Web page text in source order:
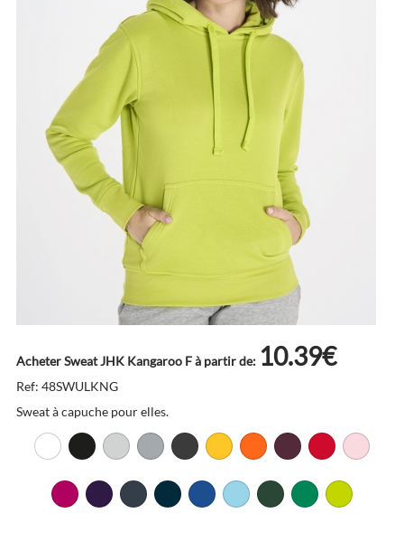
Acheter Sweat JHK Kangaroo F à partir de: 10.39€
Ref: 48SWULKNG
Sweat à capuche pour elles.